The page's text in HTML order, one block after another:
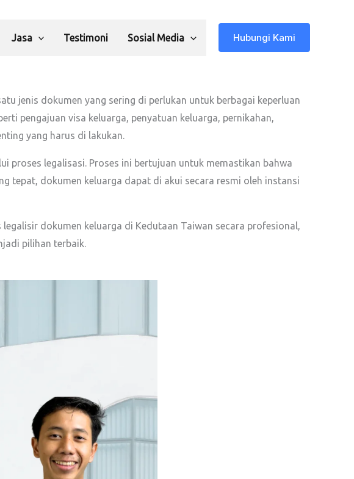
Jasa Testimoni Sosial Media Hubungi Kami
jenis dokumen yang sering di perlukan untuk berbagai keperluan
pengajuan visa keluarga, penyatuan keluarga, pernikahan,
yang harus di lakukan.
proses legalisasi. Proses ini bertujuan untuk memastikan bahwa
tepat, dokumen keluarga dapat di akui secara resmi oleh instansi
dokumen keluarga di Kedutaan Taiwan secara profesional,
pilihan terbaik.